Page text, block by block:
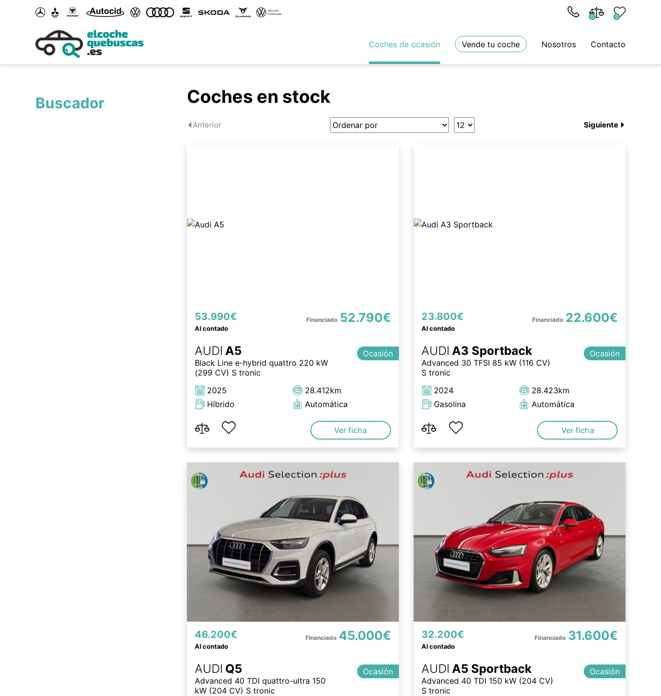
0 0
Coches de ocasión Vende tu coche Nosotros Contacto
Buscador Coches en stock
Anterior Siguiente
53.990€
Al contado
52.790€
AUDI A5
Black Line e-hybrid quattro 220 kW
(299 CV) S tronic
Ocasión
2025
Híbrido
28.412km
Automática
Ver ficha
23.800€
Al contado
22.600€
AUDI A3 Sportback
Advanced 30 TFSI 85 kW (116 CV)
S tronic
Ocasión
2024
Gasolina
28.423km
Automática
Ver ficha
46.200€
Al contado
45.000€
AUDI Q5
Advanced 40 TDI quattro-ultra 150
kW (204 CV) S tronic
Ocasión
32.200€
Al contado
31.600€
AUDI A5 Sportback
Advanced 40 TDI 150 kW (204 CV)
S tronic
Ocasión